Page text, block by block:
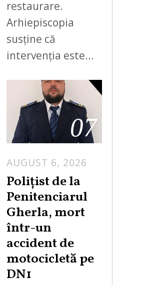
restaurare.
Arhiepiscopia
susține că
intervenția este…
07
AUGUST 6, 2026
Polițist de la
Penitenciarul
Gherla, mort
într-un
accident de
motocicletă pe
DN1